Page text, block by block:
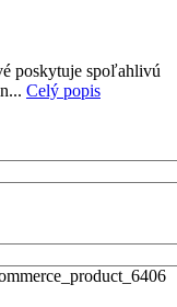
poskytuje spoľahlivú
Celý popis